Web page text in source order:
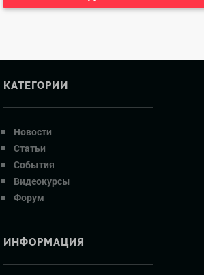
КАТЕГОРИИ
Новости
Статьи
События
Видеокурсы
Форум
ИНФОРМАЦИЯ